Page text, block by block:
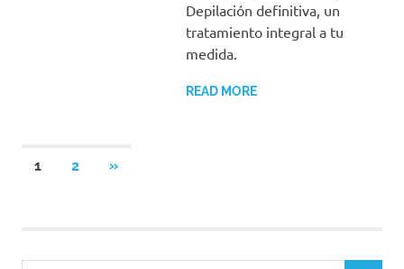
Depilación definitiva, un
tratamiento integral a tu
medida.
READ MORE
Paginación
1 2
NEXT
»